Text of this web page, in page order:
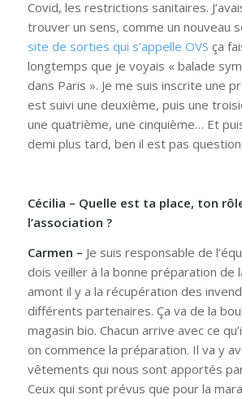
Covid, les restrictions sanitaires.
trouver un sens, comme un nouveau
site de sorties qui s’appelle OVS ça
longtemps que je voyais « balade
dans Paris ». Je me suis inscrite une
est suivi une deuxième, puis une
une quatrième, une cinquième… Et
demi plus tard, ben il est pas question
Cécilia – Quelle est ta place, ton
l’association ?
Carmen – Je suis responsable de
dois veiller à la bonne préparation de
amont il y a la récupération des
différents partenaires. Ça va de la
magasin bio. Chacun arrive avec ce
on commence la préparation. Il va y
vêtements qui nous sont apportés
Ceux qui sont prévus que pour la